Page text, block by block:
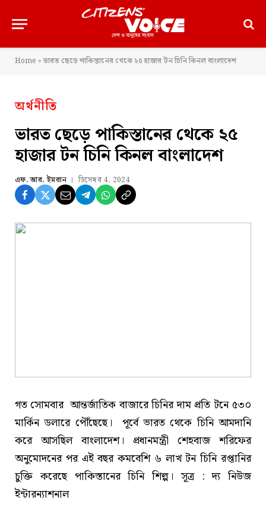
Home »ভারত ছেড়ে পাকিস্তানের থেকে ২৫ হাজার টন চিনি কিনল বাংলাদেশ
অর্থনীতি
ভারত ছেড়ে পাকিস্তানের থেকে ২৫
হাজার টন চিনি কিনল বাংলাদেশ
এফ. আর. ইমরান ডিসেম্বর 4, 2024
গত সোমবার আন্তর্জাতিক বাজারে চিনির দাম প্রতি টনে ৫৩০
মার্কিন ডলারে পৌঁছেছে। পূর্বে ভারত থেকে চিনি আমদানি
করে আসছিল বাংলাদেশ। প্রধানমন্ত্রী শেহবাজ শরিফের
অনুমোদনের পর এই বছর কমবেশি ৬ লাখ টন চিনি রপ্তানির
চুক্তি করেছে পাকিস্তানের চিনি শিল্প। সূত্র : দ্য নিউজ
ইন্টারন্যাশনাল